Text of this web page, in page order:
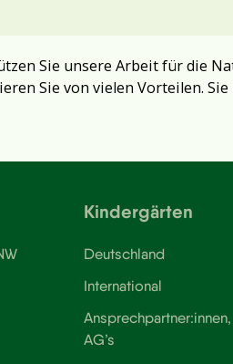
Sie unsere Arbeit für die
Sie von vielen Vorteilen.
Kindergärten
Deutschland
International
Ansprechpartner:innen,
AG’s